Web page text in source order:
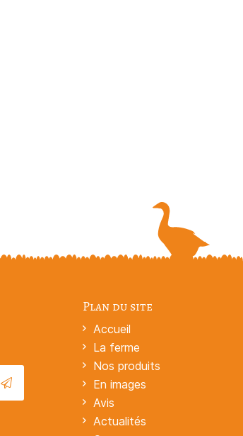
Plan du site
Accueil
La ferme
Nos produits
En images
Avis
Actualités